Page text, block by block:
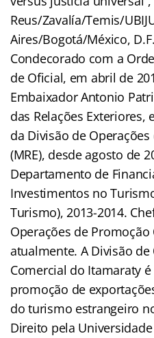
Reus/Zavalía/Temis/
Aires/Bogotá/México,
Condecorado com a
de Oficial, em abril de
Embaixador Antonio
das Relações Exteriores,
da Divisão de
(MRE), desde agosto de
Departamento de
Investimentos no
Turismo), 2013-2014.
Operações de Promoção
atualmente. A Divisão
Comercial do Itamaraty
promoção de
do turismo estrangeiro
Direito pela Universidade